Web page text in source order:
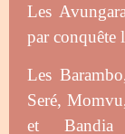
Les
par conquête
Les
Seré,
et Bandia